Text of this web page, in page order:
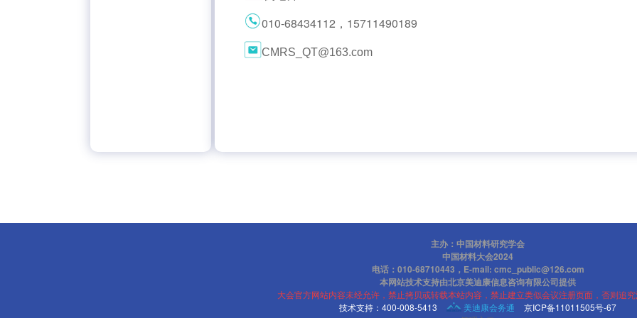
010-68434112， 15711490189
CMRS_QT@163.com
主办：中国材料研究学会
中国材料大会2024
电话：010-68710443，E-mail: cmc_public@126.com
本网站技术支持由北京美迪康信息咨询有限公司提供
大会官方网站内容未经允许，禁止拷贝或转载本站内容，禁止建立类似会议注册页面，否则追究
技术支持：400-008-5413
美迪康会务通
京ICP备11011505号-67